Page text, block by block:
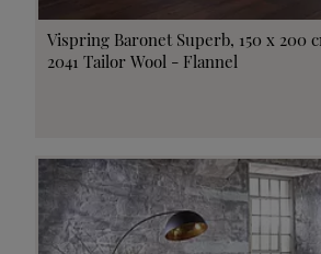
Vispring Baronet Superb, 150 x 200
2041 Tailor Wool - Flannel